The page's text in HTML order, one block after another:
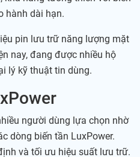
hành dài hạn.
pin lưu trữ năng lượng mặt
nay, đang được nhiều hộ
lý kỹ thuật tin dùng.
người dùng lựa chọn nhờ
dòng biến tần LuxPower.
và tối ưu hiệu suất lưu trữ.